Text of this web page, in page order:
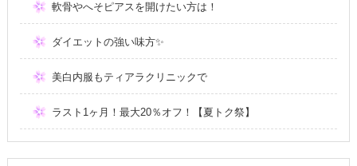
軟骨やへそピアスを開けたい方は！
ダイエットの強い味方✨
美白内服もティアラクリニックで
ラスト1ヶ月！最大20％オフ！【夏トク祭】